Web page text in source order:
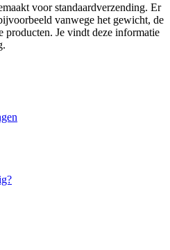
voor standaardverzending. Er
vanwege het gewicht, de
producten. Je vindt deze informatie